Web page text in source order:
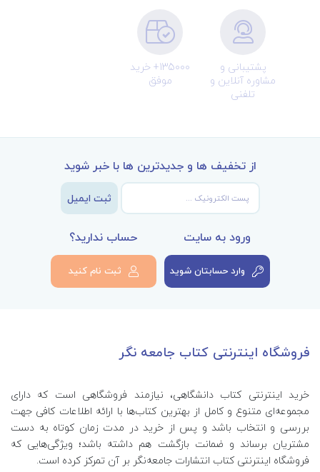
پشتیبانی و
مشاوره آنلاین و
تلفنی
135000+ خرید
موفق
از تخفیف ها و جدیدترین ها با خبر شوید
ثبت ایمیل
ورود به سایت
وارد حسابتان شوید
حساب ندارید؟
ثبت نام کنید
فروشگاه اینترنتی کتاب جامعه نگر
خرید اینترنتی کتاب‌ دانشگاهی، نیازمند فروشگاهی است که دارای
مجموعه‌ای متنوع و کامل از بهترین کتاب‌ها با ارائه اطلاعات کافی جهت
بررسی و انتخاب باشد و پس از خرید در مدت زمان کوتاه به دست
مشتریان برساند و ضمانت بازگشت هم داشته باشد؛ ویژگی‌هایی که
فروشگاه اینترنتی کتاب انتشارات جامعه‌نگر بر آن تمرکز کرده است.